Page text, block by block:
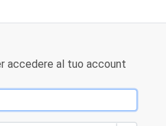
accedere al tuo account